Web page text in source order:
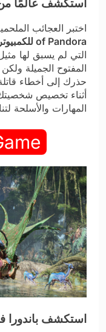
استكشف عالمًا
اختبر العجائب
of Pandora للكمبيوتر من ميديا فاير
التي لم يسبق لها
المفتوح الجميلة
حذرك إلى أخطاء
أثناء تخصيص
المهارات والأسلحة
استكشف باندورا